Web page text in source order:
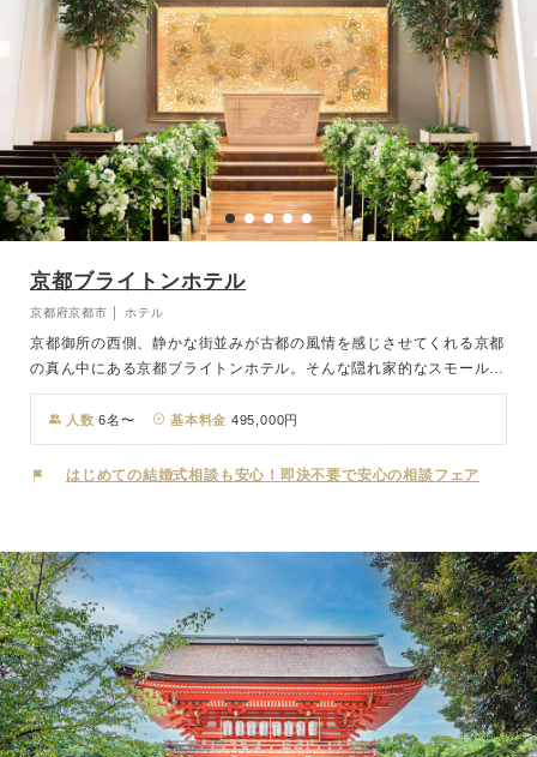
京都ブライトンホテル
京都府京都市 │ ホテル
京都御所の西側、静かな街並みが古都の風情を感じさせてくれる京都
の真ん中にある京都ブライトンホテル。そんな隠れ家的なスモールラ
グジュアリーホテルで厳かな結婚式が実現。純白の空間に映える14
ｍの長いバージンロード、8名の聖歌隊と弦楽デュオが奏でる本格的
なチャペル挙式。ガーデンではフラワーシャワーやバルーンリリース
で和やかなひとときをお過ごしいただけます。「美食のホテル」とし
人数 6名〜 基本料金 495,000円
はじめての結婚式相談も安心！即決不要で安心の相談フェア